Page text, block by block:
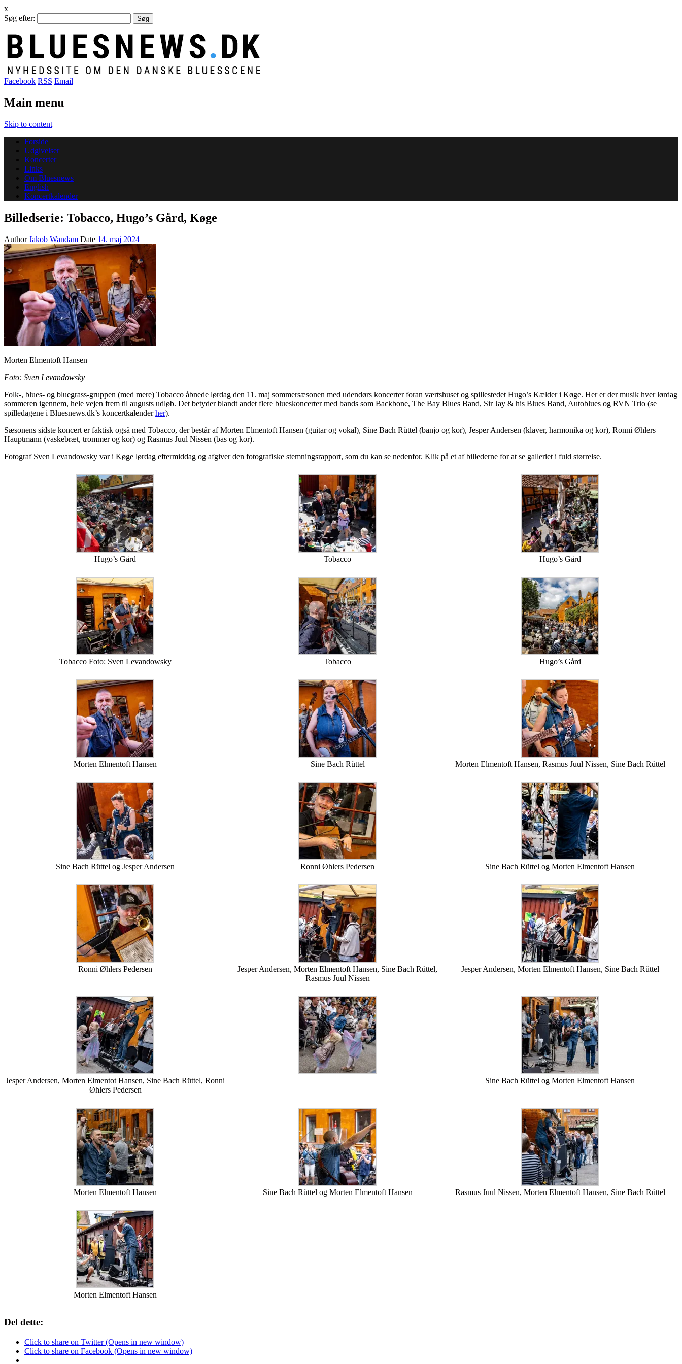
x
Søg efter:
Facebook RSS Email
Main menu
Skip to content
Forside
Udgivelser
Koncerter
Links
Om Bluesnews
English
Koncertkalender
Billedserie: Tobacco, Hugo’s Gård, Køge
AuthorJakob Wandam Date 14. maj 2024
Morten Elmentoft Hansen
Foto: Sven Levandowsky
Folk-, blues- og bluegrass-gruppen (med mere) Tobacco åbnede lørdag den 11. maj sommersæsonen med udendørs koncerter foran værtshuset og spillestedet Hugo’s Kælder i Køge. Her er der musik hver lørdag
sommeren igennem, hele vejen frem til augusts udløb. Det betyder blandt andet flere blueskoncerter med bands som Backbone, The Bay Blues Band, Sir Jay & his Blues Band, Autoblues og RVN Trio (se
spilledagene i Bluesnews.dk’s koncertkalenderher).
Sæsonens sidste koncert er faktisk også med Tobacco, der består af Morten Elmentoft Hansen (guitar og vokal), Sine Bach Rüttel (banjo og kor), Jesper Andersen (klaver, harmonika og kor), Ronni Øhlers
Hauptmann (vaskebræt, trommer og kor) og Rasmus Juul Nissen (bas og kor).
Fotograf Sven Levandowsky var i Køge lørdag eftermiddag og afgiver den fotografiske stemningsrapport, som du kan se nedenfor. Klik på et af billederne for at se galleriet i fuld størrelse.
Hugo’s Gård Tobacco Hugo’s Gård
Tobacco Foto: Sven Levandowsky Tobacco Hugo’s Gård
Morten Elmentoft Hansen Sine Bach Rüttel Morten Elmentoft Hansen, Rasmus Juul Nissen, Sine Bach Rüttel
Sine Bach Rüttel og Jesper Andersen Ronni Øhlers Pedersen Sine Bach Rüttel og Morten Elmentoft Hansen
Ronni Øhlers Pedersen
Jesper Andersen, Morten Elmentoft Hansen, Sine Bach Rüttel,
Rasmus Juul Nissen
Jesper Andersen, Morten Elmentoft Hansen, Sine Bach Rüttel
Jesper Andersen, Morten Elmentot Hansen, Sine Bach Rüttel, Ronni
Øhlers Pedersen
Sine Bach Rüttel og Morten Elmentoft Hansen
Morten Elmentoft Hansen Sine Bach Rüttel og Morten Elmentoft Hansen Rasmus Juul Nissen, Morten Elmentoft Hansen, Sine Bach Rüttel
Morten Elmentoft Hansen
Del dette:
Click to share on Twitter (Opens in new window)
Click to share on Facebook (Opens in new window)